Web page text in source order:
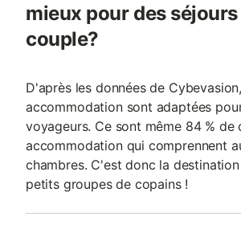
mieux pour des séjours
couple?
D'après les données de
accommodation sont adaptées
voyageurs. Ce sont même 84 % de
accommodation qui comprennent
chambres. C'est donc la
petits groupes de copains !